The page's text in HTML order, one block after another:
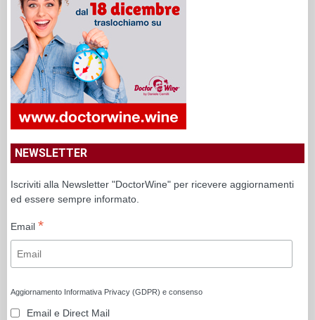
NEWSLETTER
Iscriviti alla Newsletter "DoctorWine" per ricevere aggiornamenti
ed essere sempre informato.
Email *
Aggiornamento Informativa Privacy (GDPR) e consenso
Email e Direct Mail